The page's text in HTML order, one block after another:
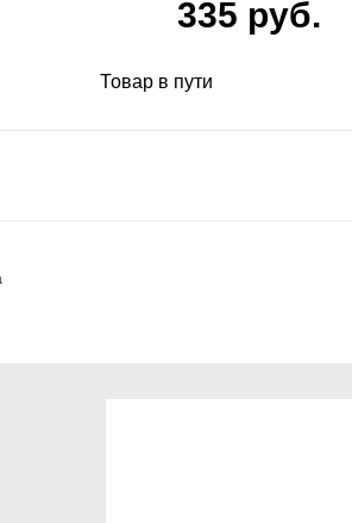
335 руб.
Товар в пути